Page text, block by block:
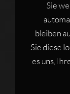
Sie
bleiben
Sie diese
es uns,